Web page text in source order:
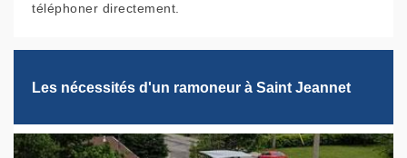
téléphoner directement.
Les nécessités d'un ramoneur à Saint Jeannet